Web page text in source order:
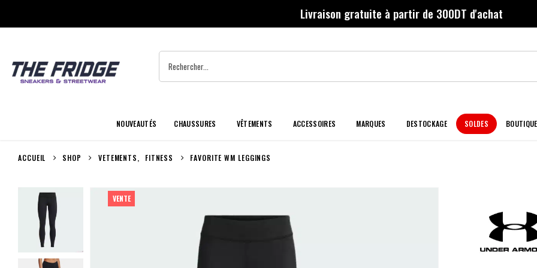
Livraison gratuite à partir de 300DT d'achat
NOUVEAUTÉS CHAUSSURES VÊTEMENTS ACCESSOIRES MARQUES DESTOCKAGE SOLDES
ACCUEIL SHOP VETEMENTS, FITNESS FAVORITE WM LEGGINGS
VENTE